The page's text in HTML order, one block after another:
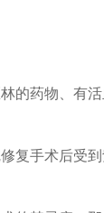
的药物、有
复手术后受